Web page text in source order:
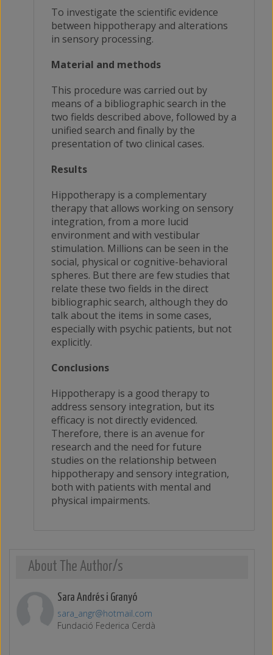
To investigate the scientific evidence
between hippotherapy and alterations
in sensory processing.
Material and methods
This procedure was carried out by
means of a bibliographic search in the
two fields described above, followed by a
unified search and finally by the
presentation of two clinical cases.
Results
Hippotherapy is a complementary
therapy that allows working on sensory
integration, from a more lucid
environment and with vestibular
stimulation. Millions can be seen in the
social, physical or cognitive-behavioral
spheres. But there are few studies that
relate these two fields in the direct
bibliographic search, although they do
talk about the items in some cases,
especially with psychic patients, but not
explicitly.
Conclusions
Hippotherapy is a good therapy to
address sensory integration, but its
efficacy is not directly evidenced.
Therefore, there is an avenue for
research and the need for future
studies on the relationship between
hippotherapy and sensory integration,
both with patients with mental and
physical impairments.
About The Author/s
Sara Andrés i Granyó
sara_angr@hotmail.com
Fundació Federica Cerdà